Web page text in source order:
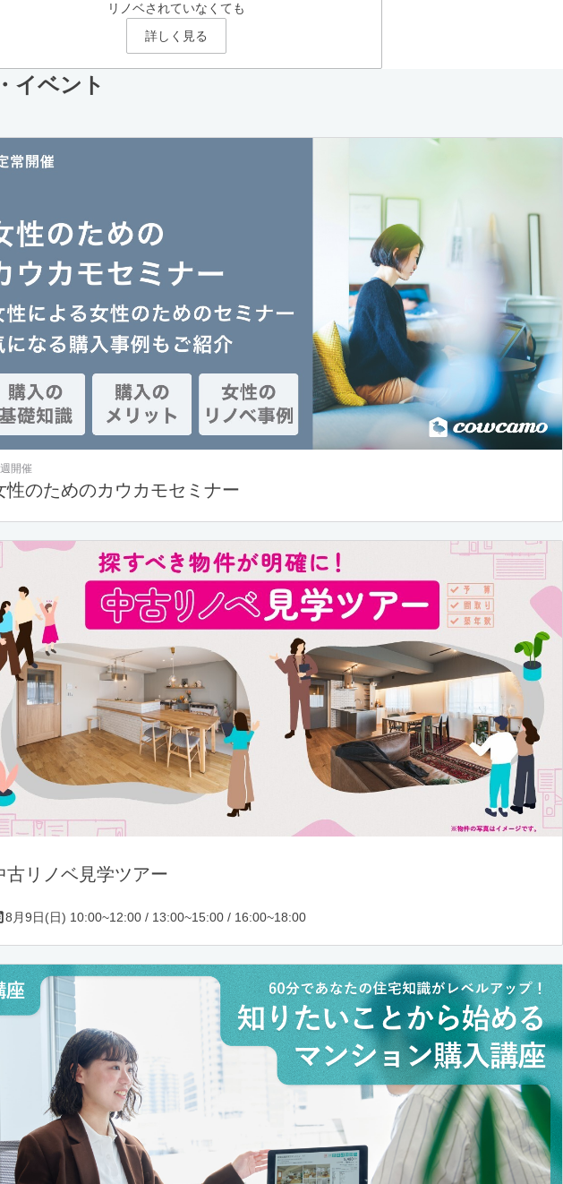
リノベされていなくても
詳しく見る
イベント
開催
性のためのカウカモセミナー
古リノベ見学ツアー
8月9日(日) 10:00~12:00 / 13:00~15:00 / 16:00~18:00